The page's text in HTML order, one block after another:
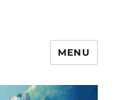
MENU